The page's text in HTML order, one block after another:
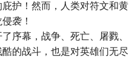
护！然而，人类对符文和黄
袭！
序幕，战争、死亡、屠戮、
的战斗，也是对英雄们无尽